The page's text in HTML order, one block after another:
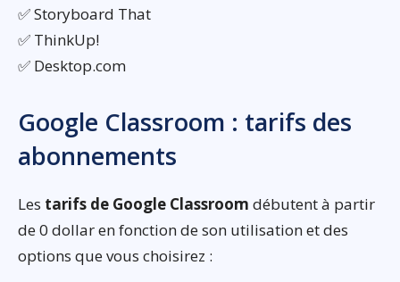
✅ Storyboard That
✅ ThinkUp!
✅ Desktop.com
Google Classroom : tarifs des
abonnements
Les tarifs de Google Classroom débutent à partir
de 0 dollar en fonction de son utilisation et des
options que vous choisirez :